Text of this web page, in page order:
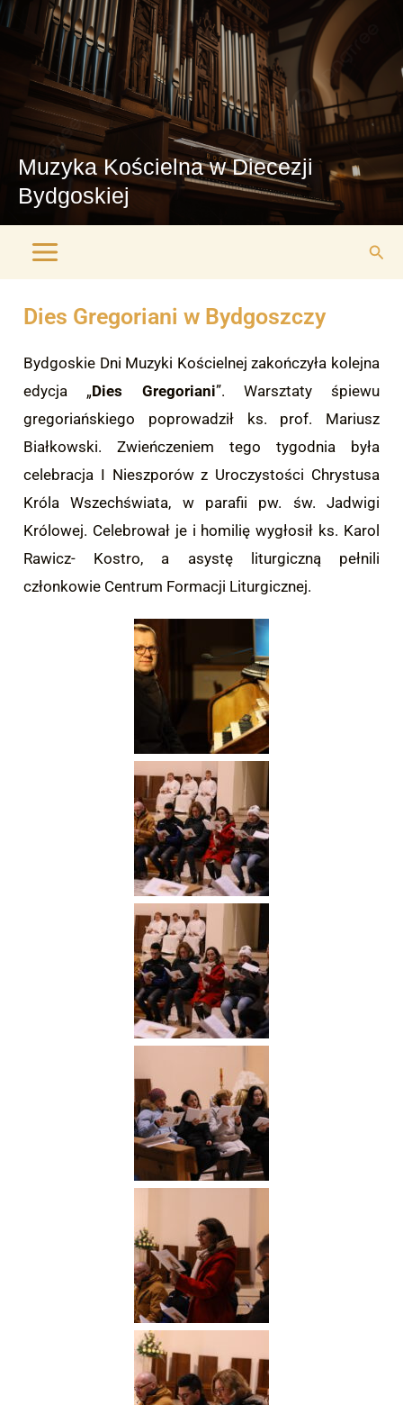
Przejdź
treści
Muzyka Kościelna w Diecezji
Bydgoskiej
Main
Menu
Dies Gregoriani w Bydgoszczy
Bydgoskie Dni Muzyki Kościelnej zakończyła kolejna
edycja „Dies Gregoriani”. Warsztaty śpiewu
gregoriańskiego poprowadził ks. prof. Mariusz
Białkowski. Zwieńczeniem tego tygodnia była
celebracja I Nieszporów z Uroczystości Chrystusa
Króla Wszechświata, w parafii pw. św. Jadwigi
Królowej. Celebrował je i homilię wygłosił ks. Karol
Rawicz- Kostro, a asystę liturgiczną pełnili
członkowie Centrum Formacji Liturgicznej.